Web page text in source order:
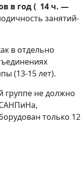
в год( 14 ч. —
занятий-
в отдельно
(13-15 лет).
группе не должно
только 12